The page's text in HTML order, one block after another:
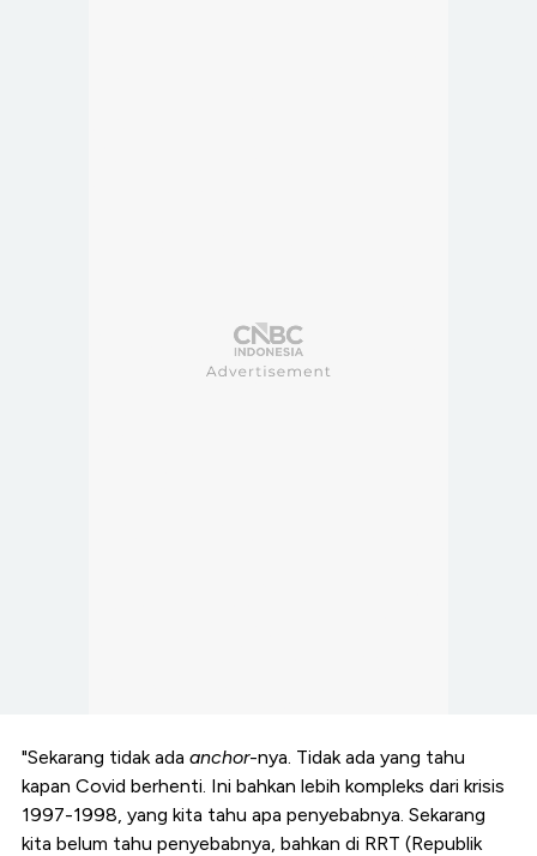
"Sekarang tidak ada anchor-nya. Tidak ada yang tahu
kapan Covid berhenti. Ini bahkan lebih kompleks dari krisis
1997-1998, yang kita tahu apa penyebabnya. Sekarang
kita belum tahu penyebabnya, bahkan di RRT (Republik